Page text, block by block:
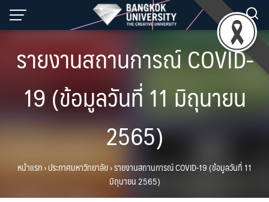
Skip
รายงานสถานการณ์ COVID-
19 (ข้อมูลวันที่ 11 มิถุนายน
2565)
หน้าแรก›ประกาศมหาวิทยาลัย›รายงานสถานการณ์ COVID-19 (ข้อมูลวันที่ 11
มิถุนายน 2565)